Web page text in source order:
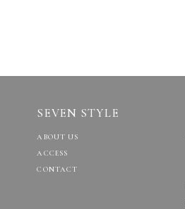
SEVEN STYLE
ABOUT US
ACCESS
CONTACT